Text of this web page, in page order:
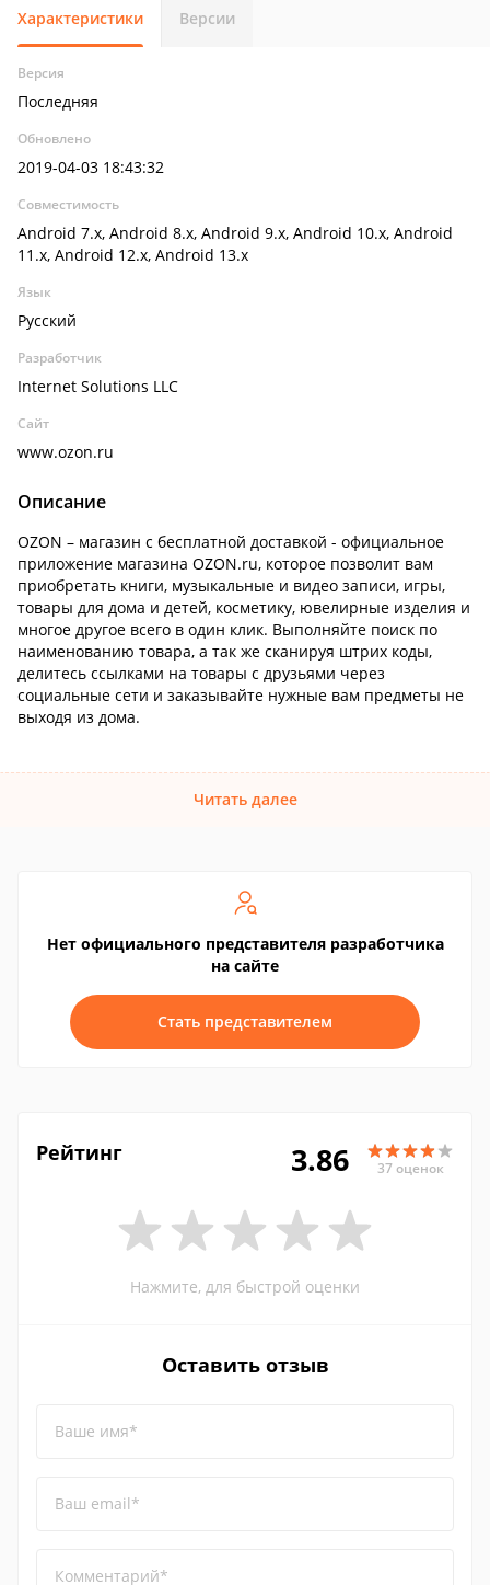
Характеристики Версии
Версия
Последняя
Обновлено
2019-04-03 18:43:32
Совместимость
Android 7.x, Android 8.x, Android 9.x, Android 10.x, Android
11.x, Android 12.x, Android 13.x
Язык
Русский
Разработчик
Internet Solutions LLC
Сайт
www.ozon.ru
Описание
OZON – магазин с бесплатной доставкой - официальное
приложение магазина OZON.ru, которое позволит вам
приобретать книги, музыкальные и видео записи, игры,
товары для дома и детей, косметику, ювелирные изделия и
многое другое всего в один клик. Выполняйте поиск по
наименованию товара, а так же сканируя штрих коды,
делитесь ссылками на товары с друзьями через
социальные сети и заказывайте нужные вам предметы не
выходя из дома.
Читать далее
Нет официального представителя разработчика
на сайте
Стать представителем
Рейтинг 3.86 37 оценок
Нажмите, для быстрой оценки
Оставить отзыв
Ваше имя*
Ваш email*
Комментарий*